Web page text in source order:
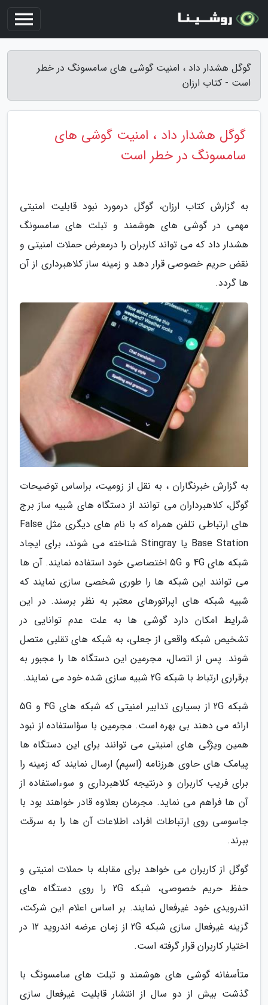
گوگل هشدار داد ، امنیت گوشی های سامسونگ در خطر
است - کتاب ارزان
گوگل هشدار داد ، امنیت گوشی های
سامسونگ در خطر است
به گزارش کتاب ارزان، گوگل درمورد نبود قابلیت امنیتی
مهمی در گوشی های هوشمند و تبلت های سامسونگ
هشدار داد که می تواند کاربران را درمعرض حملات امنیتی و
نقض حریم خصوصی قرار دهد و زمینه ساز کلاهبرداری از آن
ها گردد.
به گزارش خبرنگاران ، به نقل از زومیت، براساس توضیحات
گوگل، کلاهبرداران می توانند از دستگاه های شبیه ساز برج
های ارتباطی تلفن همراه که با نام های دیگری مثل False
Base Station یا Stingray شناخته می شوند، برای ایجاد
شبکه های 4G و 5G اختصاصی خود استفاده نمایند. آن ها
می توانند این شبکه ها را طوری شخصی سازی نمایند که
شبیه شبکه های اپراتورهای معتبر به نظر برسند. در این
شرایط امکان دارد گوشی ها به علت عدم توانایی در
تشخیص شبکه واقعی از جعلی، به شبکه های تقلبی متصل
شوند. پس از اتصال، مجرمین این دستگاه ها را مجبور به
برقراری ارتباط با شبکه 2G شبیه سازی شده خود می نمایند.
شبکه 2G از بسیاری تدابیر امنیتی که شبکه های 4G و 5G
ارائه می دهند بی بهره است. مجرمین با سؤاستفاده از نبود
همین ویژگی های امنیتی می توانند برای این دستگاه ها
پیامک های حاوی هرزنامه (اسپم) ارسال نمایند که زمینه را
برای فریب کاربران و درنتیجه کلاهبرداری و سوءاستفاده از
آن ها فراهم می نماید. مجرمان بعلاوه قادر خواهند بود با
جاسوسی روی ارتباطات افراد، اطلاعات آن ها را به سرقت
ببرند.
گوگل از کاربران می خواهد برای مقابله با حملات امنیتی و
حفظ حریم خصوصی، شبکه 2G را روی دستگاه های
اندرویدی خود غیرفعال نمایند. بر اساس اعلام این شرکت،
گزینه غیرفعال سازی شبکه 2G از زمان عرضه اندروید 12 در
اختیار کاربران قرار گرفته است.
متأسفانه گوشی های هوشمند و تبلت های سامسونگ با
گذشت بیش از دو سال از انتشار قابلیت غیرفعال سازی